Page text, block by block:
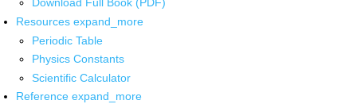
Download Full Book (PDF)
Resources expand_more
Periodic Table
Physics Constants
Scientific Calculator
Reference expand_more